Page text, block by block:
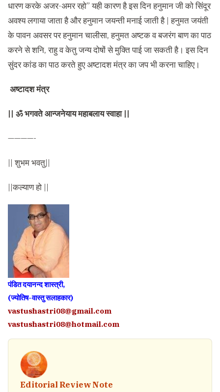
धारण करके अजर-अमर रहो” यही कारण है इस दिन हनुमान जी को सिंदूर
अवश्य लगाया जाता है और हनुमान जयन्ती मनाई जाती है | हनुमत जयंती
के पावन अवसर पर हनुमान चालीसा, हनुमत अष्टक व बजरंग बाण का पाठ
करने से शनि, राहु व केतु जन्य दोषों से मुक्ति पाई जा सकती है। इस दिन
सुंदर कांड का पाठ करते हुए अष्टादश मंत्र का जप भी करना चाहिए।
अष्टादश मंत्र
|| ॐ भगवते आन्जनेयाय महाबलाय स्वाहा ||
————-
|| शुभम भवतु||
||कल्याण हो ||
पंडित दयानन्द शास्त्री,
(ज्योतिष-वास्तु सलाहकार)
vastushastri08@gmail.com
vastushastri08@hotmail.com
Editorial Review Note